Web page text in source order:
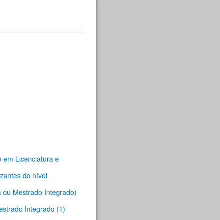
em Licenciatura e
do nível
ou Mestrado Integrado)
Integrado (1)